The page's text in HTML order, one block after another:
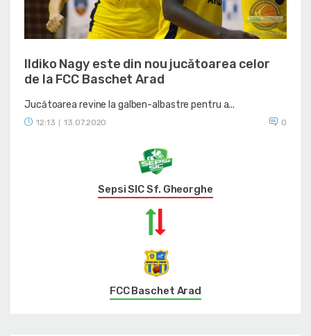
Ildiko Nagy este din nou jucătoarea celor
de la FCC Baschet Arad
Jucătoarea revine la galben-albastre pentru a...
12:13 13.07.2020 0
Sepsi SIC Sf. Gheorghe
FCC Baschet Arad